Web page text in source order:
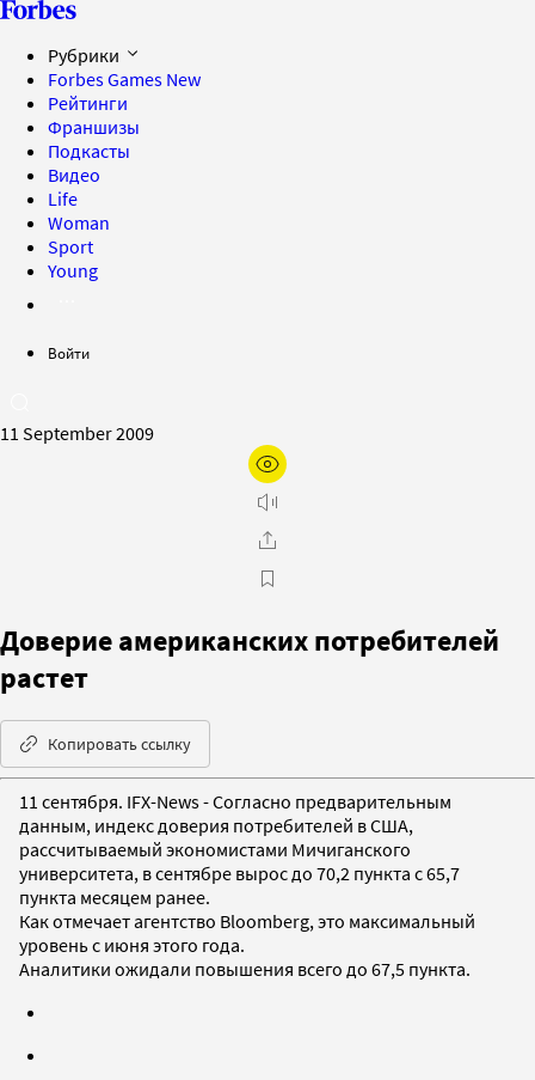
Рубрики
Forbes Games New
Рейтинги
Франшизы
Подкасты
Видео
Life
Woman
Sport
Young
Войти
11 September 2009
Доверие американских потребителей
растет
Копировать ссылку
11 сентября. IFX-News - Согласно предварительным
данным, индекс доверия потребителей в США,
рассчитываемый экономистами Мичиганского
университета, в сентябре вырос до 70,2 пункта с 65,7
пункта месяцем ранее.
Как отмечает агентство Bloomberg, это максимальный
уровень с июня этого года.
Аналитики ожидали повышения всего до 67,5 пункта.